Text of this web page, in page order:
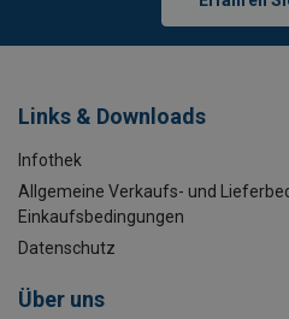
Links & Downloads
Infothek
Allgemeine Verkaufs- und
Einkaufsbedingungen
Datenschutz
Über uns